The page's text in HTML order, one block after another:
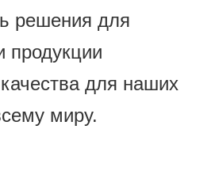
решения для
продукции
для наших
миру.